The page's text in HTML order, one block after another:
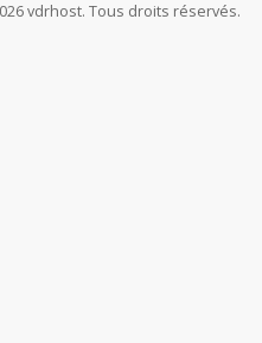
vdrhost. Tous droits réservés.